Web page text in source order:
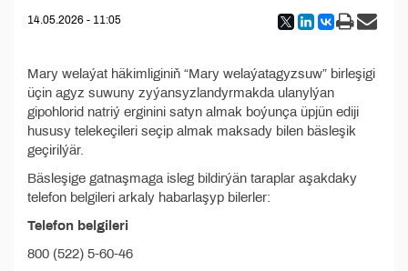
14.05.2026 - 11:05
Mary welaýat häkimliginiň “Mary welaýatagyzsuw” birleşigi
üçin agyz suwuny zyýansyzlandyrmakda ulanylýan
gipohlorid natriý erginini satyn almak boýunça üpjün ediji
hususy telekeçileri seçip almak maksady bilen bäsleşik
geçirilýär.
Bäsleşige gatnaşmaga isleg bildirýän taraplar aşakdaky
telefon belgileri arkaly habarlaşyp bilerler:
Telefon belgileri
800 (522) 5-60-46